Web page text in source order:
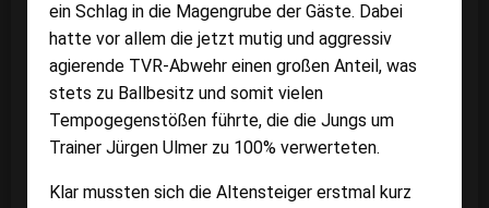
ein Schlag in die Magengrube der Gäste. Dabei
hatte vor allem die jetzt mutig und aggressiv
agierende TVR-Abwehr einen großen Anteil, was
stets zu Ballbesitz und somit vielen
Tempogegenstößen führte, die die Jungs um
Trainer Jürgen Ulmer zu 100% verwerteten.
Klar mussten sich die Altensteiger erstmal kurz